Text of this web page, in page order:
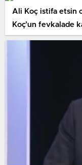
Ali Koç istifa etsin
Koç’un fevkalade